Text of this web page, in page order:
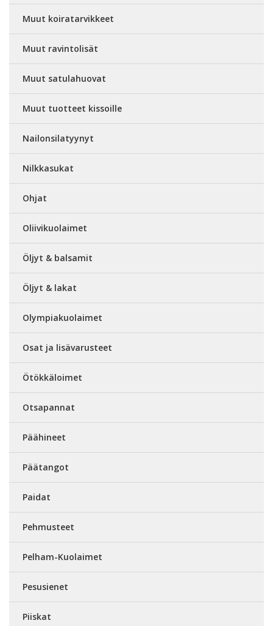
Muut koiratarvikkeet
Muut ravintolisät
Muut satulahuovat
Muut tuotteet kissoille
Nailonsilatyynyt
Nilkkasukat
Ohjat
Oliivikuolaimet
Öljyt & balsamit
Öljyt & lakat
Olympiakuolaimet
Osat ja lisävarusteet
Ötökkäloimet
Otsapannat
Päähineet
Päätangot
Paidat
Pehmusteet
Pelham-Kuolaimet
Pesusienet
Piiskat